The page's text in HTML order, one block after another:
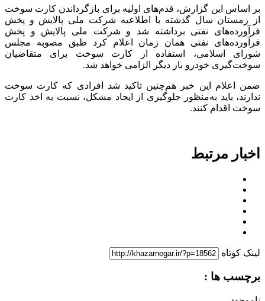
بر اساس این گزارش، قدم‌های اولیه برای بازگرداندن کارت سوخت
از زمستان سال گذشته با اطلاعیه شرکت ملی پالایش و پخش
فرآورده‌های نفتی برداشته شد و شرکت ملی پالایش و پخش
فرآورده‌های نفتی همان زمان ‫‫اعلام کرد‬‬ طبق مصوبه مجلس
شورای اسلامی، استفاده از کارت سوخت برای متقاضیان
سوخت‌گیری خودرو بار دیگر الزامی خواهد شد.
ضمن اعلام این خبر هم‌چنین تاکید شد افرادی که کارت سوخت
ندارند، باید به‌منظور جلوگیری از ایجاد مشکل، نسبت به اخذ کارت
سوخت اقدام کنند.
اخبار مرتبط
لینک کوتاه
برچسب ها :